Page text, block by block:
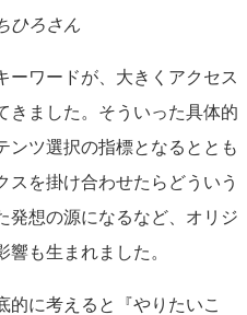
ひろさん
ーワードが、大きくアクセス
きました。そういった具体的
ンツ選択の指標となるととも
スを掛け合わせたらどういう
発想の源になるなど、オリジ
も生まれました。
的に考えると『やりたいこ